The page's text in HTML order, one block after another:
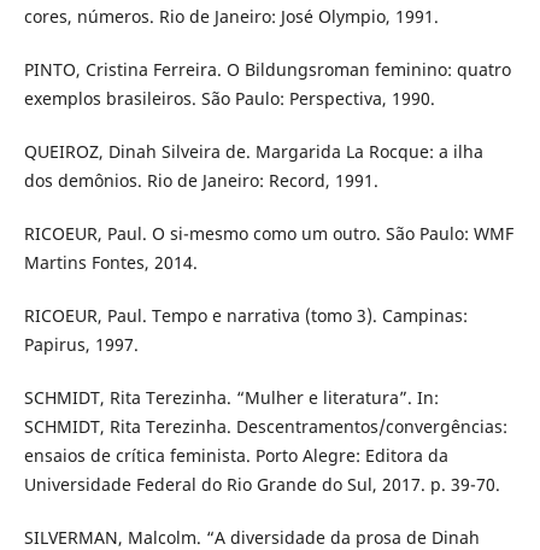
cores, números. Rio de Janeiro: José Olympio, 1991.
PINTO, Cristina Ferreira. O Bildungsroman feminino: quatro
exemplos brasileiros. São Paulo: Perspectiva, 1990.
QUEIROZ, Dinah Silveira de. Margarida La Rocque: a ilha
dos demônios. Rio de Janeiro: Record, 1991.
RICOEUR, Paul. O si-mesmo como um outro. São Paulo: WMF
Martins Fontes, 2014.
RICOEUR, Paul. Tempo e narrativa (tomo 3). Campinas:
Papirus, 1997.
SCHMIDT, Rita Terezinha. “Mulher e literatura”. In:
SCHMIDT, Rita Terezinha. Descentramentos/convergências:
ensaios de crítica feminista. Porto Alegre: Editora da
Universidade Federal do Rio Grande do Sul, 2017. p. 39-70.
SILVERMAN, Malcolm. “A diversidade da prosa de Dinah